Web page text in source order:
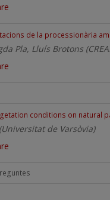
de la processionària
Pla, Lluís Brotons
conditions on natural
de Varsòvia)